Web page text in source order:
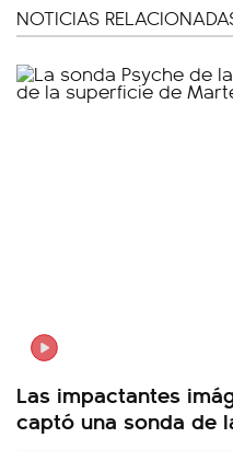
NOTICIAS
Las impactantes
captó una sonda de